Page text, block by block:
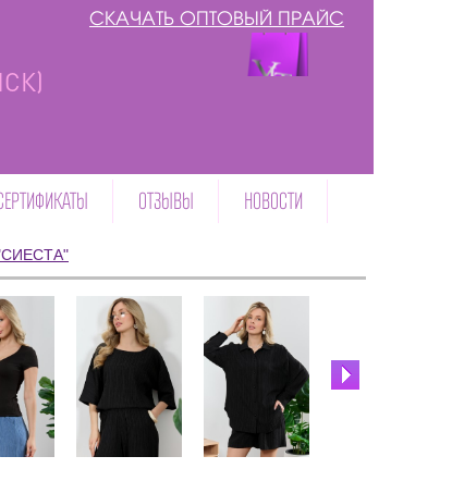
СКАЧАТЬ ОПТОВЫЙ ПРАЙС
ОТЗЫВЫ НОВОСТИ
"СИЕСТА"